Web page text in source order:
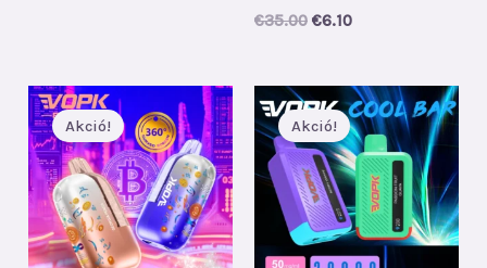
€35.00 Original
€35.00.
€6.10Current
€6.10.
Akció! Akció!